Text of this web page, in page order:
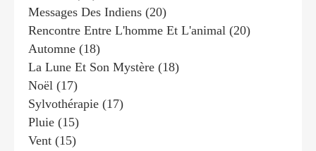
Messages Des Indiens (20)
Rencontre Entre L'homme Et L'animal (20)
Automne (18)
La Lune Et Son Mystère (18)
Noël (17)
Sylvothérapie (17)
Pluie (15)
Vent (15)